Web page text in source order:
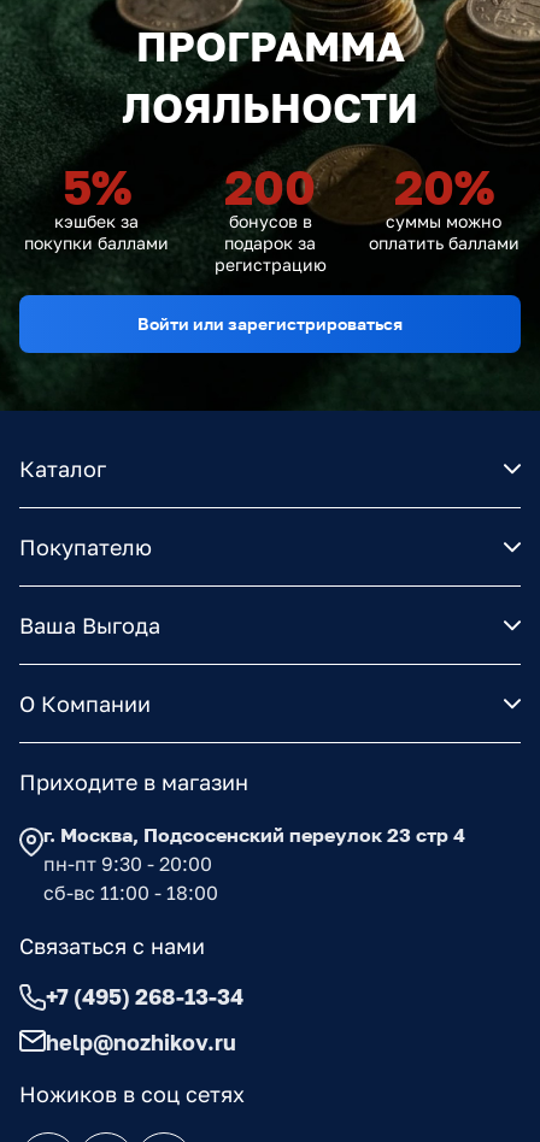
ПРОГРАММА
ЛОЯЛЬНОСТИ
5%
кэшбек за
покупки баллами
200
бонусов в
подарок за
регистрацию
20%
суммы можно
оплатить баллами
Войти или зарегистрироваться
Каталог
Покупателю
Ваша Выгода
О Компании
Ножиков в соц сетях
Приходите в магазин
г. Москва, Подсосенский переулок 23 стр 4
пн-пт 9:30 - 20:00
сб-вс 11:00 - 18:00
Связаться с нами
+7 (495) 268-13-34
help@nozhikov.ru